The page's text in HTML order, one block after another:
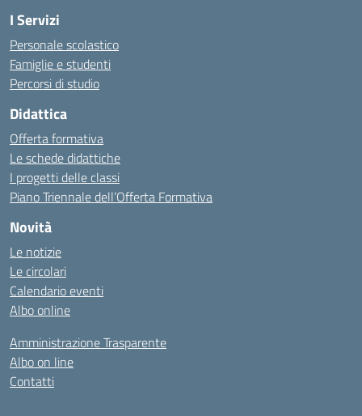
I Servizi
Personale scolastico
Famiglie e studenti
Percorsi di studio
Didattica
Offerta formativa
Le schede didattiche
I progetti delle classi
Piano Triennale dell’Offerta Formativa
Novità
Le notizie
Le circolari
Calendario eventi
Albo online
Amministrazione Trasparente
Albo on line
Contatti